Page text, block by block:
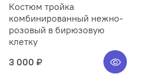
Костюм тройка
комбинированный нежно-
розовый в бирюзовую
клетку
3 000 ₽